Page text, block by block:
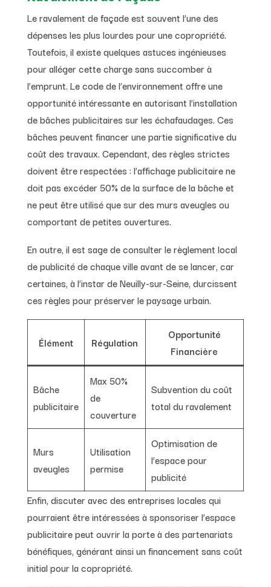
Le ravalement de façade est souvent l’une des
dépenses les plus lourdes pour une copropriété.
Toutefois, il existe quelques astuces ingénieuses
pour alléger cette charge sans succomber à
l’emprunt. Le code de l’environnement offre une
opportunité intéressante en autorisant l’installation
de bâches publicitaires sur les échafaudages. Ces
bâches peuvent financer une partie significative du
coût des travaux. Cependant, des règles strictes
doivent être respectées : l’affichage publicitaire ne
doit pas excéder 50% de la surface de la bâche et
ne peut être utilisé que sur des murs aveugles ou
comportant de petites ouvertures.
En outre, il est sage de consulter le règlement local
de publicité de chaque ville avant de se lancer, car
certaines, à l’instar de Neuilly-sur-Seine, durcissent
ces règles pour préserver le paysage urbain.
Élément Régulation
Opportunité
Financière
Bâche
publicitaire
Max 50%
de
couverture
Subvention du coût
total du ravalement
Murs
aveugles
Utilisation
permise
Optimisation de
l’espace pour
publicité
Enfin, discuter avec des entreprises locales qui
pourraient être intéressées à sponsoriser l’espace
publicitaire peut ouvrir la porte à des partenariats
bénéfiques, générant ainsi un financement sans coût
initial pour la copropriété.